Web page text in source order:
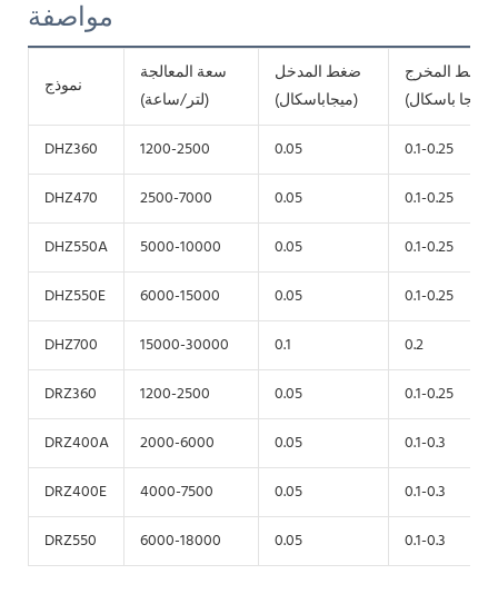
مواصفة
نموذج
سعة المعالجة
(لتر/ساعة)
ضغط المدخل
(ميجاباسكال)
ضغط المخرج
(ميجا باسكال)
DHZ360
1200-2500 0.05
0.1-0.25
DHZ470
2500-7000 0.05
0.1-0.25
DHZ550A
5000-10000 0.05
0.1-0.25
DHZ550E
6000-15000 0.05
0.1-0.25
DHZ700
15000-30000 0.1
0.2
DRZ360
1200-2500 0.05
0.1-0.25
DRZ400A
2000-6000 0.05
0.1-0.3
DRZ400E
4000-7500 0.05
0.1-0.3
DRZ550
6000-18000 0.05 0.1-0.3